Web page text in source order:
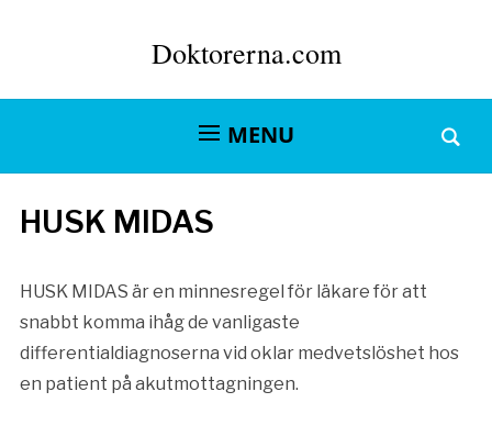
Doktorerna.com
MENU
HUSK MIDAS
HUSK MIDAS är en minnesregel för läkare för att
snabbt komma ihåg de vanligaste
differentialdiagnoserna vid oklar medvetslöshet hos
en patient på akutmottagningen.